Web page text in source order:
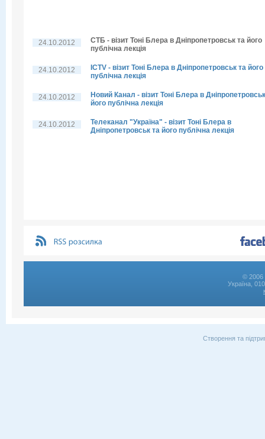
24.10.2012
СТБ - візит Тоні Блера в Дніпропетровськ та його
публічна лекція
24.10.2012
ICTV - візит Тоні Блера в Дніпропетровськ та його
публічна лекція
24.10.2012
Новий Канал - візит Тоні Блера в
його публічна лекція
24.10.2012
Телеканал "Україна" - візит Тоні Блера в
Дніпропетровськ та його публічна лекція
© 2006
Україна,
Створення та